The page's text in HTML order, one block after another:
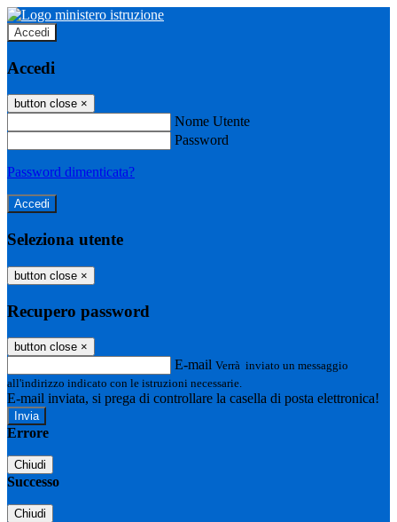
Accedi
Accedi
button close ×
Nome Utente
Password
Password dimenticata?
Seleziona utente
button close ×
Recupero password
button close ×
E-mail Verrà inviato un messaggio
all'indirizzo indicato con le istruzioni necessarie.
E-mail inviata, si prega di controllare la casella di posta elettronica!
Errore
Chiudi
Successo
Chiudi